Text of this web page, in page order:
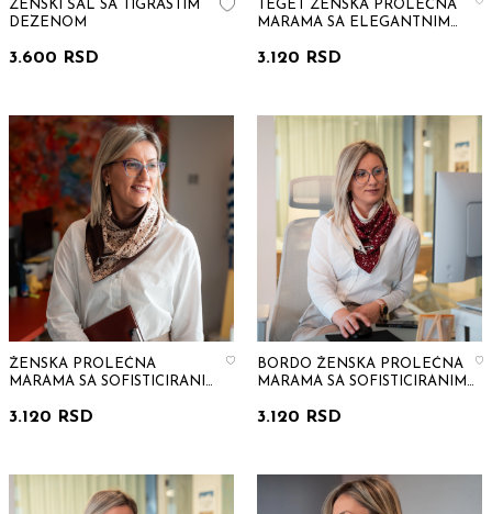
ŽENSKI ŠAL SA TIGRASTIM
DEZENOM
3.600 RSD
TEGET ŽENSKA PROLEĆNA
MARAMA SA ELEGANTNIM
3.120 RSD
ŽENSKA PROLEĆNA
MARAMA SA SOFISTICIRANIM
3.120 RSD
BORDO ŽENSKA PROLEĆNA
MARAMA SA SOFISTICIRANIM
3.120 RSD